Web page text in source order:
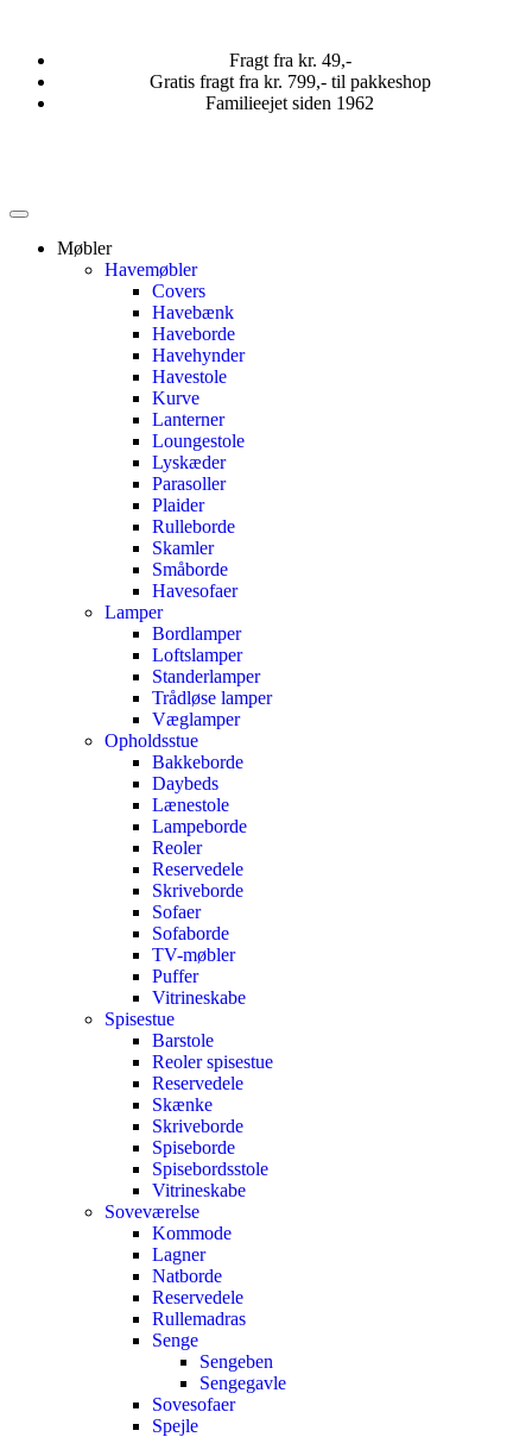
Fragt fra kr. 49,-
Gratis fragt fra kr. 799,- til pakkeshop
Familieejet siden 1962
Møbler
Havemøbler
Covers
Havebænk
Haveborde
Havehynder
Havestole
Kurve
Lanterner
Loungestole
Lyskæder
Parasoller
Plaider
Rulleborde
Skamler
Småborde
Havesofaer
Lamper
Bordlamper
Loftslamper
Standerlamper
Trådløse lamper
Væglamper
Opholdsstue
Bakkeborde
Daybeds
Lænestole
Lampeborde
Reoler
Reservedele
Skriveborde
Sofaer
Sofaborde
TV-møbler
Puffer
Vitrineskabe
Spisestue
Barstole
Reoler spisestue
Reservedele
Skænke
Skriveborde
Spiseborde
Spisebordsstole
Vitrineskabe
Soveværelse
Kommode
Lagner
Natborde
Reservedele
Rullemadras
Senge
Sengeben
Sengegavle
Sovesofaer
Spejle